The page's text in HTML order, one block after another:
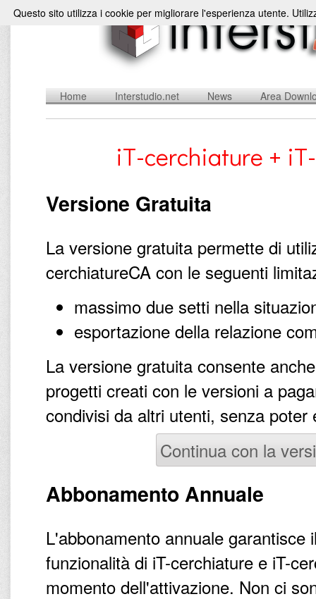
Home Interstudio.net News Area
iT-cerchiature +
Versione Gratuita
La versione gratuita permette di
cerchiatureCA con le seguenti
massimo due setti nella
esportazione della relazione
La versione gratuita consente
progetti creati con le versioni a
condivisi da altri utenti, senza poter
Continua con la
Abbonamento Annuale
L'abbonamento annuale garantisce
funzionalità di iT-cerchiature e iT-
momento dell'attivazione. Non ci
Questo sito utilizza i cookie per migliorare l'esperienza utente.